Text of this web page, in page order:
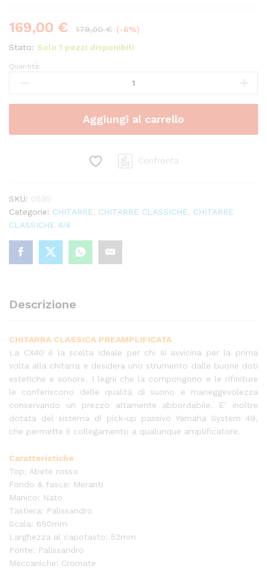
169,00 € 179,00€ (-6%)
Stato: Solo 1 pezzi disponibili
YAMAHA
CX40II
quantity
Quantità:
Aggiungi al carrello
Confronta
SKU: 0595
Categorie: CHITARRE CHITARRE CLASSICHE
CHITARRE
CLASSICHE 4/4
Descrizione
CHITARRA CLASSICA PREAMPLIFICATA
La CX40 è la scelta ideale per chi si avvicina per la prima
volta alla chitarra e desidera uno strumento dalle buone doti
estetiche e sonore. I legni che la compongono e le rifiniture
le conferiscono delle qualità di suono e maneggevolezza
conservando un prezzo altamente abbordabile. E’ inoltre
dotata del sistema di pick-up passivo Yamaha System 49,
che permette il collegamento a qualunque amplificatore.
Caratteristiche
Top: Abete rosso
Fondo & fasce: Meranti
Manico: Nato
Tastiera: Palissandro
Scala: 650mm
Larghezza al capotasto: 52mm
Ponte: Palissandro
Meccaniche: Cromate